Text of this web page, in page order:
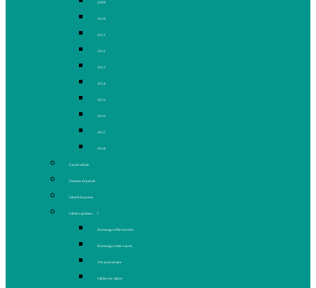
2009
2010
2011
2012
2013
2014
2015
2016
2017
2018
Gaz de schiste
Femmes de parole
Liberté de presse
Cahiers spéciaux
Hommage à Élie Laroche
Hommage à Jean Laurin
10e anniversaire
Cahiers du Japon